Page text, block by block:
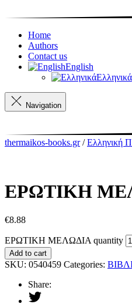
Home
Authors
Contact us
English
Ελληνικά
Navigation
thermaikos-books.gr/Ελληνική
ΕΡΩΤΙΚΗ
€8.88
ΕΡΩΤΙΚΗ ΜΕΛΩΔΙΑ quantity
Add to cart
SKU: 0540459 Categories:
Share: